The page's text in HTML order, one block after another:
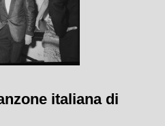
italiana di